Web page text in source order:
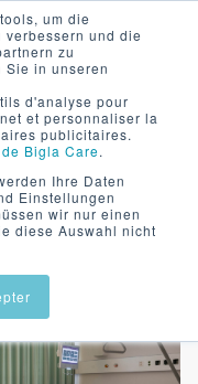
um die
und die
zu
in unseren
d'analyse pour
et personnaliser la
publicitaires.
Bigla Care.
Ihre Daten
Einstellungen
wir nur einen
diese Auswahl nicht